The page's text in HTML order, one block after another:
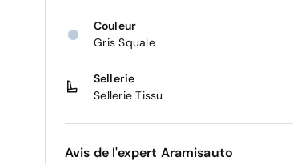
Couleur
Gris Squale
Sellerie
Sellerie Tissu
Avis de l'expert Aramisauto